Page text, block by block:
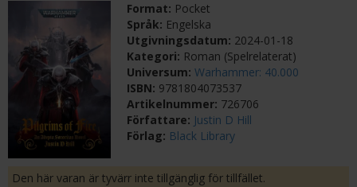
Format: Pocket
Språk: Engelska
Utgivningsdatum: 2024-01-18
Kategori: Roman (Spelrelaterat)
Universum:Warhammer: 40.000
ISBN: 9781804073537
Artikelnummer: 726706
Författare: Justin D Hill
Förlag: Black Library
Den här varan är tyvärr inte tillgänglig för tillfället.